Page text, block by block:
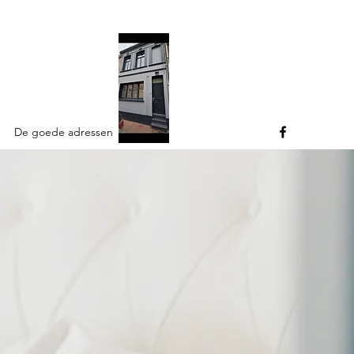
De goede adressen